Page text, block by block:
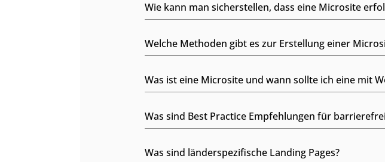
Wie kann man sicherstellen, dass eine Microsite
Welche Methoden gibt es zur Erstellung einer
Was ist eine Microsite und wann sollte ich eine mit
Was sind Best Practice Empfehlungen für
Was sind länderspezifische Landing Pages?